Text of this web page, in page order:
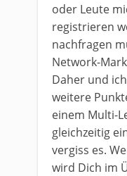
oder Leute
registrieren
nachfragen
Network-
Daher und
weitere
einem Multi-
gleichzeitig
vergiss es.
wird Dich im